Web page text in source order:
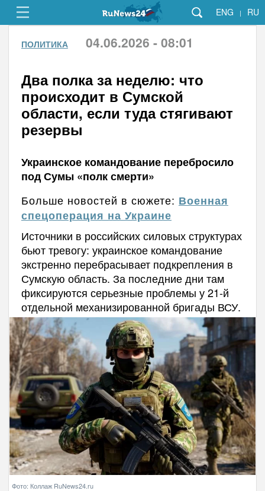
ENG | RU
ПОЛИТИКА 04.06.2026 - 08:01
Два полка за неделю: что
происходит в Сумской
области, если туда стягивают
резервы
Украинское командование перебросило
под Сумы «полк смерти»
Больше новостей в сюжете: Военная
спецоперация на Украине
Источники в российских силовых структурах
бьют тревогу: украинское командование
экстренно перебрасывает подкрепления в
Сумскую область. За последние дни там
фиксируются серьезные проблемы у 21-й
отдельной механизированной бригады ВСУ.
Фото: Коллаж RuNews24.ru